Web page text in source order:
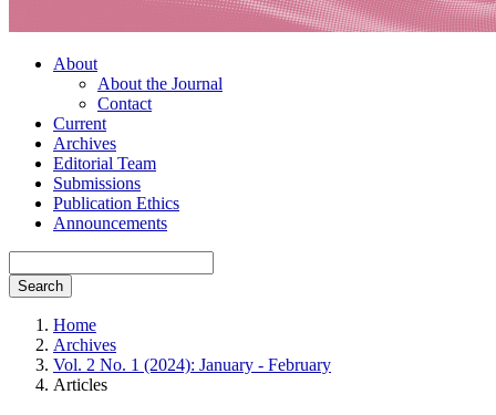
About
About the Journal
Contact
Current
Archives
Editorial Team
Submissions
Publication Ethics
Announcements
Search
Home
Archives
Vol. 2 No. 1 (2024): January - February
Articles